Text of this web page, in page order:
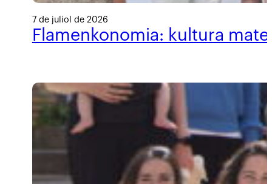
7 de juliol de 2026
Flamenkonomia: kultura